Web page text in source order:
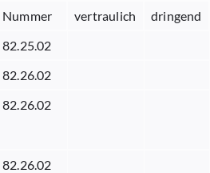
Nummer vertraulich dringend
82.25.02
82.26.02
82.26.02
82.26.02